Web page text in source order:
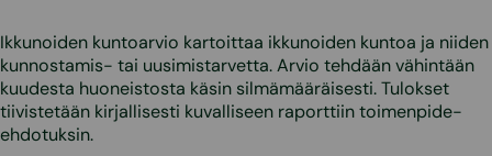
Ikkunoiden kuntoarvio kartoittaa ikkunoiden kuntoa ja niiden
kunnostamis- tai uusimistarvetta. Arvio tehdään vähintään
kuudesta huoneistosta käsin silmämääräisesti. Tulokset
tiivistetään kirjallisesti kuvalliseen raporttiin toimenpide-
ehdotuksin.